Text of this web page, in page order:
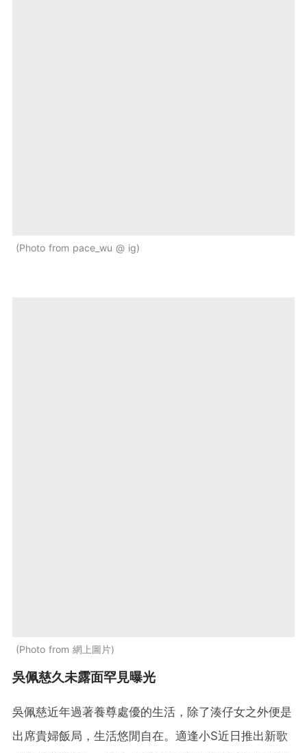
Photo from pace_wu @ ig
Photo from 網上圖片
吳佩慈久未露面罕見曝光
吳佩慈近年過著養尊處優的生活，除了湊仔女之外便是
出席貴婦飯局，生活悠閒自在。適逢小S近日推出新歌